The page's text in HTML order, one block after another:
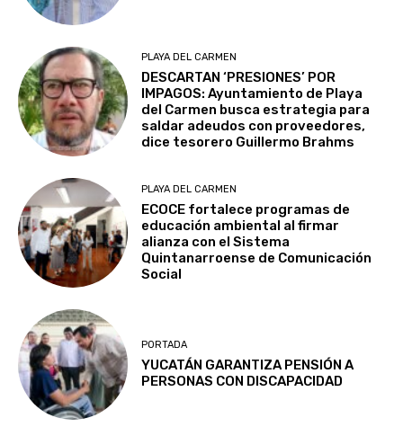
PLAYA DEL CARMEN
DESCARTAN ‘PRESIONES’ POR
IMPAGOS: Ayuntamiento de Playa
del Carmen busca estrategia para
saldar adeudos con proveedores,
dice tesorero Guillermo Brahms
PLAYA DEL CARMEN
ECOCE fortalece programas de
educación ambiental al firmar
alianza con el Sistema
Quintanarroense de Comunicación
Social
PORTADA
YUCATÁN GARANTIZA PENSIÓN A
PERSONAS CON DISCAPACIDAD